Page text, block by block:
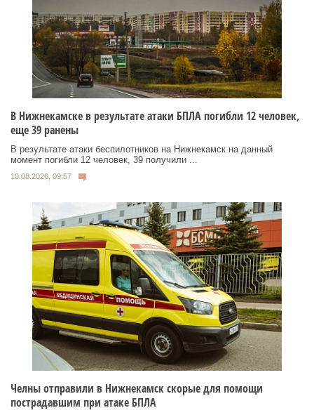
В Нижнекамске в результате атаки БПЛА погибли 12 человек,
еще 39 ранены
В результате атаки беспилотников на Нижнекамск на данный
момент погибли 12 человек, 39 получили ...
10.08.2026, 09:57
Челны отправили в Нижнекамск скорые для помощи
пострадавшим при атаке БПЛА